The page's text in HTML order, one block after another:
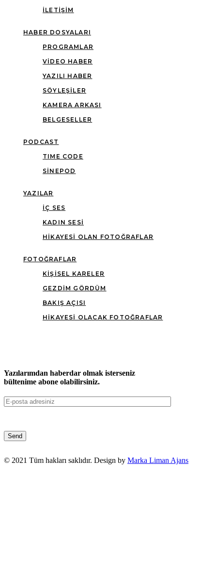
İLETIŞIM
HABER DOSYALARI
PROGRAMLAR
VIDEO HABER
YAZILI HABER
SÖYLEŞILER
KAMERA ARKASI
BELGESELLER
PODCAST
TIME CODE
SINEPOD
YAZILAR
İÇ SES
KADIN SESI
HIKAYESI OLAN FOTOĞRAFLAR
FOTOĞRAFLAR
KIŞISEL KARELER
GEZDIM GÖRDÜM
BAKIŞ AÇISI
HIKAYESI OLACAK FOTOĞRAFLAR
Yazılarımdan haberdar olmak isterseniz
bültenime abone olabilirsiniz.
© 2021 Tüm hakları saklıdır. Design by Marka Liman Ajans